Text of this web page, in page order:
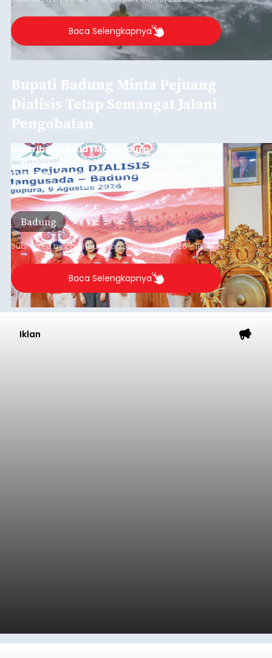
Baca Selengkapnya
Bupati Badung Minta Pejuang
Dialisis Tetap Semangat Jalani
Pengobatan
balitribune.co.id | Mangupura- Bupati Badung
I Wayan Adi Arnawa meminta pasien yang
menjalani terapi dialisis untuk tetap semangat
dan tidak berputus asa. Pesan itu
disampaikannya saat menghadiri Sarasehan
Pejuang Dialisis yang digelar RSD Mangusada di
Ruang Kertha Gosana, Puspem Badung, Minggu
(9/8/2026).
Badung
Submitted bycontributoronSun, 08/09/2026 - 18:44
Baca Selengkapnya
Iklan